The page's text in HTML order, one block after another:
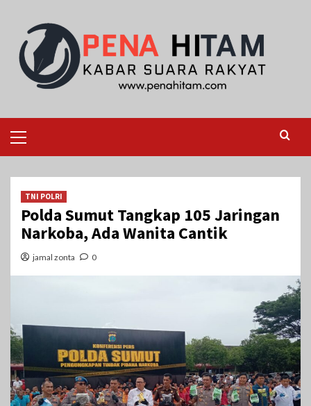
content
Menu
TNI POLRI
Polda Sumut Tangkap 105 Jaringan
Narkoba, Ada Wanita Cantik
jamal zonta 0